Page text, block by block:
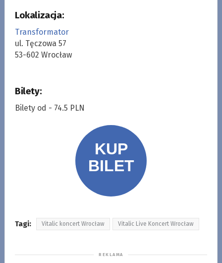
Lokalizacja:
Transformator
ul. Tęczowa 57
53-602 Wrocław
Bilety:
Bilety od - 74.5 PLN
Tagi: Vitalic koncert Wrocław Vitalic Live Koncert Wrocław